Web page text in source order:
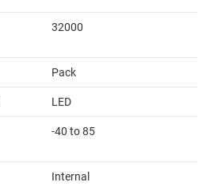
32000
Pack
LED
-40 to 85
Internal